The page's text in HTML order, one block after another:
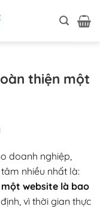
thiện một
doanh nghiệp,
nhiều nhất là:
website là bao
vì thời gian thực